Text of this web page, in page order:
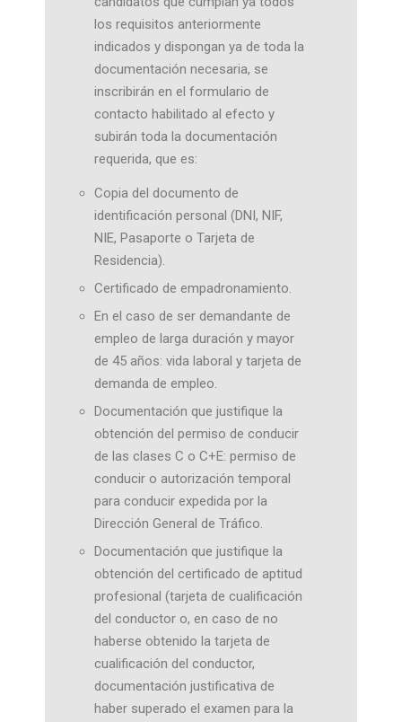
los requisitos anteriormente
indicados y dispongan ya de toda la
documentación necesaria, se
inscribirán en el formulario de
contacto habilitado al efecto y
subirán toda la documentación
requerida, que es:
Copia del documento de
identificación personal (DNI, NIF,
NIE, Pasaporte o Tarjeta de
Residencia).
Certificado de empadronamiento.
En el caso de ser demandante de
empleo de larga duración y mayor
de 45 años: vida laboral y tarjeta de
demanda de empleo.
Documentación que justifique la
obtención del permiso de conducir
de las clases C o C+E: permiso de
conducir o autorización temporal
para conducir expedida por la
Dirección General de Tráfico.
Documentación que justifique la
obtención del certificado de aptitud
profesional (tarjeta de cualificación
del conductor o, en caso de no
haberse obtenido la tarjeta de
cualificación del conductor,
documentación justificativa de
haber superado el examen para la